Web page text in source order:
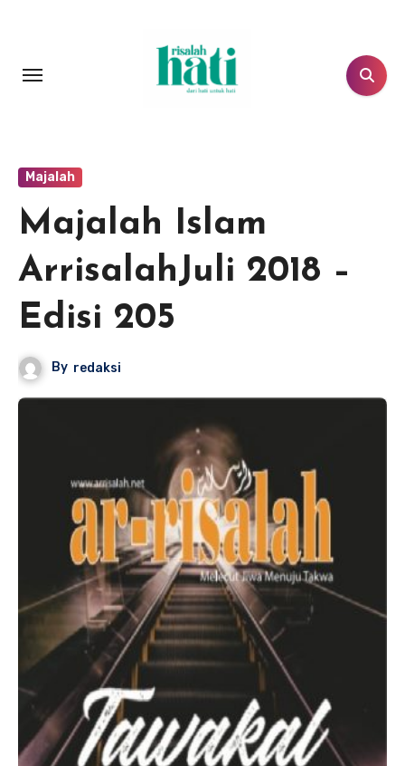
Majalah
Majalah Islam
ArrisalahJuli 2018 –
Edisi 205
By redaksi